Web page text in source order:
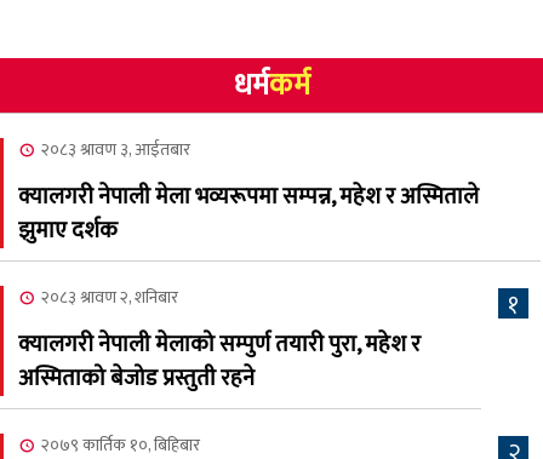
४
NCSC को अध्यक्षमा घनेन्द्र
न्यौपाने बिजयी
नेप्लिज सोसाइटि अफ
२०८३ श्रावण ६, बुधबार
कामना खबर पत्रिका
धर्मकर्म
२०८३ श्रावण ३, आईतबार
क्यालगरी नेपाली मेला भव्यरूपमा सम्पन्न, महेश र अस्मिताले
झुमाए दर्शक
१
२०८३ श्रावण २, शनिबार
क्यालगरी नेपाली मेलाको सम्पुर्ण तयारी पुरा, महेश र
अस्मिताको बेजोड प्रस्तुती रहने
२०७९ कार्तिक १०, बिहिबार